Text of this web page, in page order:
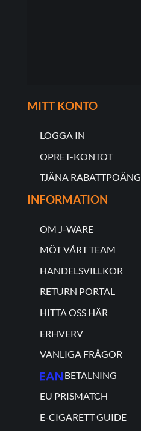
MITT KONTO
LOGGA IN
OPRET-KONTOT
TJÄNA RABATTPOÄNG
INFORMATION
OM J-WARE
MÖT VÅRT TEAM
HANDELSVILLKOR
RETURN PORTAL
HITTA OSS HÄR
ERHVERV
VANLIGA FRÅGOR
BETALNING
EU PRISMATCH
E-CIGARETT GUIDE